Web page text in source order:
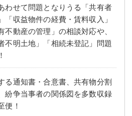
わせて問題となりうる「共有者
「収益物件の経費・賃料収入」
不動産の管理」の相談対応や、
不明土地」「相続未登記」問題
る通知書・合意書、共有物分割
紛争当事者の関係図を多数収録
便！